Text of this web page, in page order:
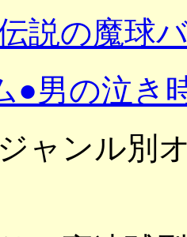
説の魔球
●男の泣き
ャンル別